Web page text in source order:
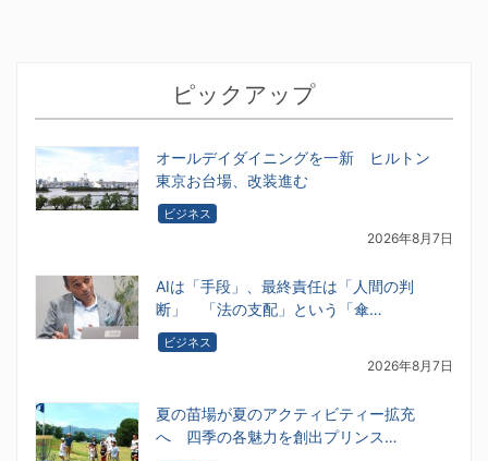
ピックアップ
オールデイダイニングを一新 ヒルトン
東京お台場、改装進む
ビジネス
2026年8月7日
AIは「手段」、最終責任は「人間の判
断」 「法の支配」という「傘…
ビジネス
2026年8月7日
夏の苗場が夏のアクティビティー拡充
へ 四季の各魅力を創出プリンス…